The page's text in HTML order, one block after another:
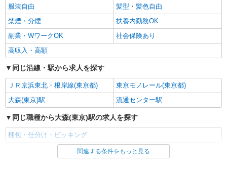
アマゾン倉庫内での仕分け作業、ロールボック
時給1400円
東京都品川区
キープ
派遣社員
株式会社バイトレ（ADM821388）
アマゾン倉庫内での仕分け作業、ロールボック
スの運搬作業
時給1400円
東京都品川区
服装自由
髪型・髪色自由
禁煙・分煙
扶養内勤務OK
副業・WワークOK
社会保険あり
高収入・高額
同じ沿線・駅から求人を探す
ＪＲ京浜東北・根岸線(東京都)
東京モノレール(東京都)
大森(東京)駅
流通センター駅
同じ職種から大森(東京)駅の求人を探す
梱包・仕分け・ピッキング
同じ雇用形態から大森(東京)駅の求人を探す
関連する条件をもっと見る